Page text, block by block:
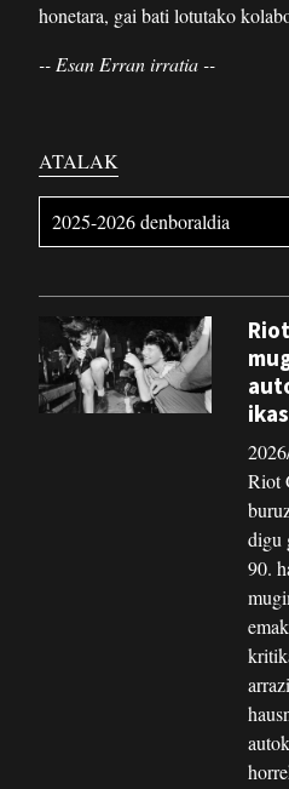
honetara, gai bati lotutako
-- Esan Erran irratia --
ATALAK
Riot
digu
90.